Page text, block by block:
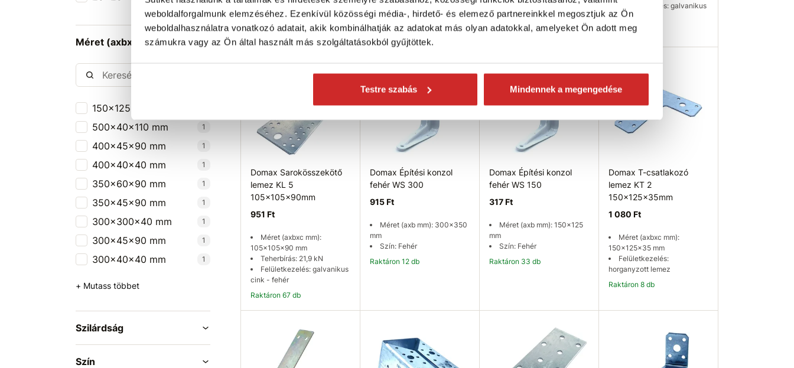
weboldalforgalmunk elemzéséhez. Ezenkívül közösségi média-, hirdető- és elemező partnereinkkel megosztjuk az Ön
weboldalhasználatra vonatkozó adatait, akik kombinálhatják az adatokat más olyan adatokkal, amelyeket Ön adott meg
számukra vagy az Ön által használt más szolgáltatásokból gyűjtöttek.
Testre szabás Mindennek a megengedése
Méret (axbxc mm)
150x125x35 mm
500x40x110 mm 1
400x45x90 mm 1
400x40x40 mm 1
350x60x90 mm 1
350x45x90 mm 1
300x300x40 mm 1
300x45x90 mm 1
300x40x40 mm 1
+ Mutass többet
Szilárdság
Szín
Felületkezelés: galvanikus
cink
Raktáron 31 db
Domax Sarokösszekötő
lemez KL 5
105x105x90mm
951 Ft
Méret (axbxc mm):
105x105x90 mm
Teherbírás: 21,9 kN
Felületkezelés: galvanikus
cink - fehér
Raktáron 67 db
Domax Építési konzol
fehér WS 300
915 Ft
Méret (axb mm): 300x350
mm
Szín: Fehér
Raktáron 12 db
Domax Építési konzol
fehér WS 150
317 Ft
Méret (axb mm): 150x125
mm
Szín: Fehér
Raktáron 33 db
Domax T-csatlakozó
lemez KT 2
150x125x35mm
1 080 Ft
Méret (axbxc mm):
150x125x35 mm
Felületkezelés:
horganyzott lemez
Raktáron 8 db